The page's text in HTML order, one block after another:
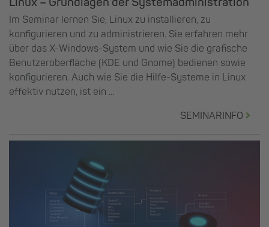
Im Seminar lernen Sie, Linux zu installieren, zu
konfigurieren und zu administrieren. Sie erfahren mehr
über das X-Windows-System und wie Sie die grafische
Benutzeroberfläche (KDE und Gnome) bedienen sowie
konfigurieren. Auch wie Sie die Hilfe-Systeme in Linux
effektiv nutzen, ist ein ...
SEMINARINFO